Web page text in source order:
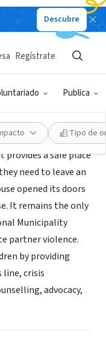
Descubre
Publica
Regístrate
Tipo de
provides a safe place
need to leave an
opened its doors
It remains the only
Municipality
partner violence.
by providing
line, crisis
advocacy,